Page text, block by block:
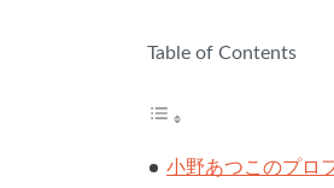
Table of Contents
小野あつこのプロ